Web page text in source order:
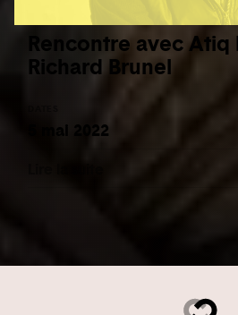
Rencontre avec Atiq
Richard Brunel
5 mai 2022